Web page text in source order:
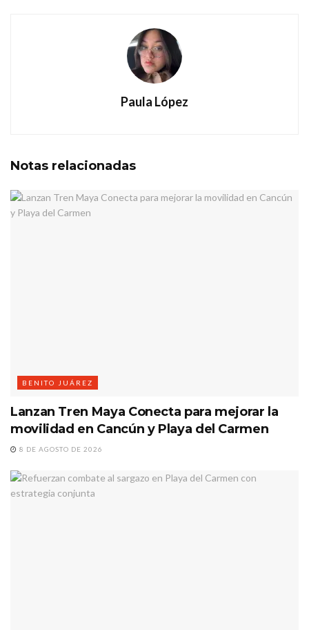
Paula López
Notas relacionadas
BENITO JUÁREZ
Lanzan Tren Maya Conecta para mejorar la
movilidad en Cancún y Playa del Carmen
8 DE AGOSTO DE 2026